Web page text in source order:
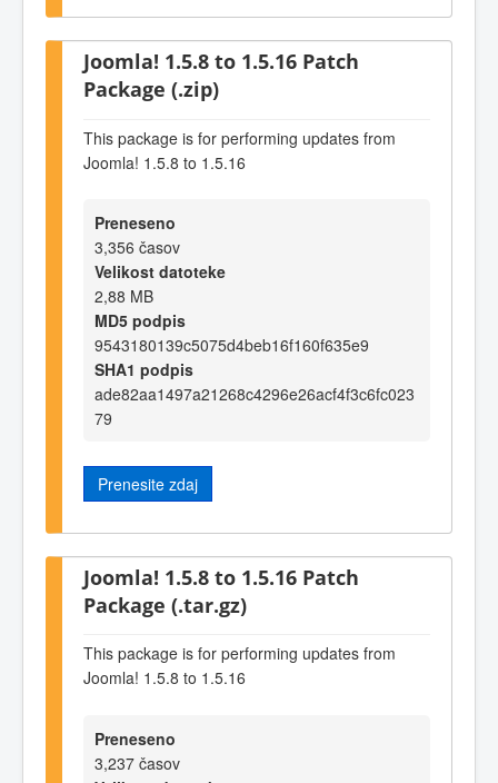
Joomla! 1.5.8 to 1.5.16 Patch
Package (.zip)
This package is for performing updates from
Joomla! 1.5.8 to 1.5.16
Preneseno
3,356 časov
Velikost datoteke
2,88 MB
MD5 podpis
9543180139c5075d4beb16f160f635e9
SHA1 podpis
ade82aa1497a21268c4296e26acf4f3c6fc023
79
Prenesite zdaj
Joomla! 1.5.8 to 1.5.16 Patch
Package (.tar.gz)
This package is for performing updates from
Joomla! 1.5.8 to 1.5.16
Preneseno
3,237 časov